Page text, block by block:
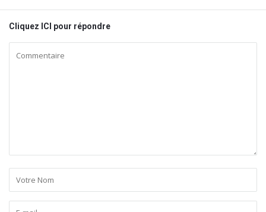
Cliquez ICI pour répondre